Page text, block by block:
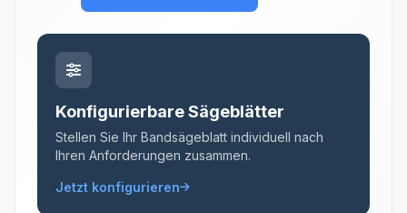
Konfigurierbare Sägeblätter
Stellen Sie Ihr Bandsägeblatt individuell nach
Ihren Anforderungen zusammen.
Jetzt konfigurieren